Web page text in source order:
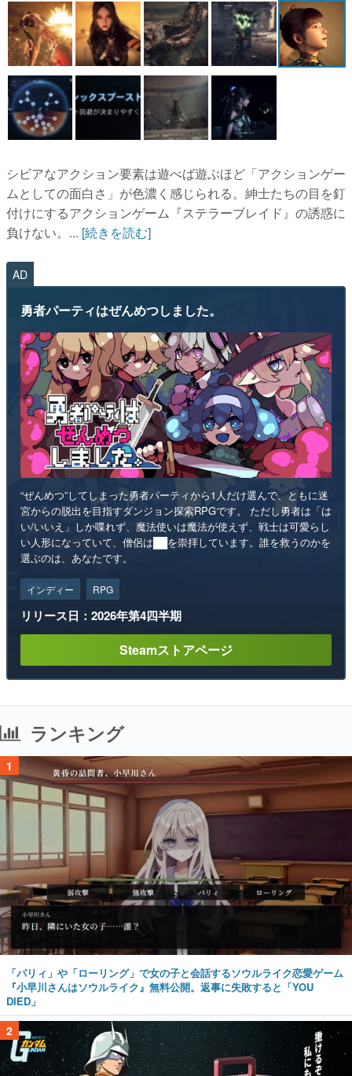
特集記事
マンガ
女性向け
アプリレビュー
その他
電ファミニコゲーマーとは？
運営：株式会社マレ
シビアなアクション要素は遊べば遊ぶほど「アクションゲー
ムとしての面白さ」が色濃く感じられる。紳士たちの目を釘
付けにするアクションゲーム『ステラーブレイド』の誘惑に
負けない。... [続きを読む]
AD
勇者パーティはぜんめつしました。
“ぜんめつ”してしまった勇者パーティから1人だけ選んで、ともに迷
宮からの脱出を目指すダンジョン探索RPGです。 ただし勇者は「は
い/いいえ」しか喋れず、魔法使いは魔法が使えず、戦士は可愛らし
い人形になっていて、僧侶は██を崇拝しています。誰を救うのかを
選ぶのは、あなたです。
インディー RPG
リリース日：2026年第4四半期
Steamストアページ
ランキング
1
「パリィ」や「ローリング」で女の子と会話するソウルライク恋愛ゲーム
『小早川さんはソウルライク』無料公開。返事に失敗すると「YOU
DIED」
2